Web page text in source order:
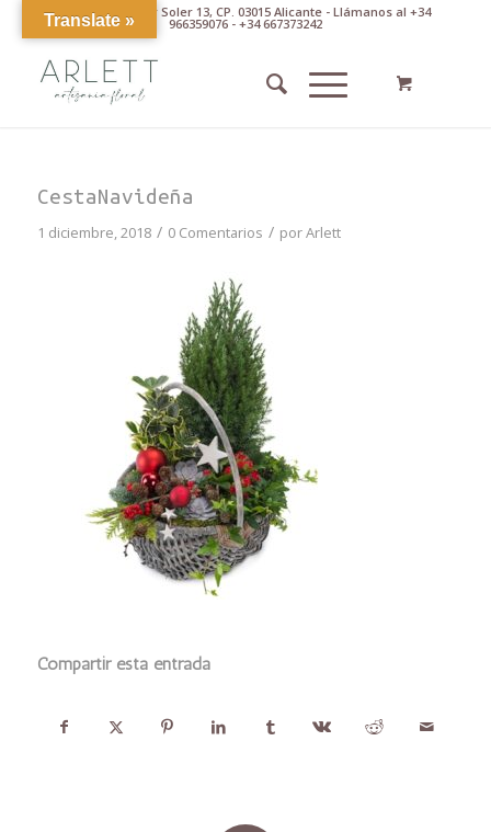
Av. Pintor Xavier Soler 13, CP. 03015 Alicante - Llámanos al +34
966359076 - +34 667373242
CestaNavideña
1 diciembre, 2018 / 0 Comentarios / porArlett
Compartir esta entrada
Translate »